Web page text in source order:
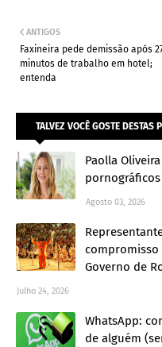
ANTIGOS
Faxineira pede demissão após
minutos de trabalho em hotel;
entenda
TALVEZ VOCÊ GOSTE DESTAS
Paolla
pornográficos
Agosto 03, 2026
Governo de
Julho 24, 2026
WhatsApp:
de alguém